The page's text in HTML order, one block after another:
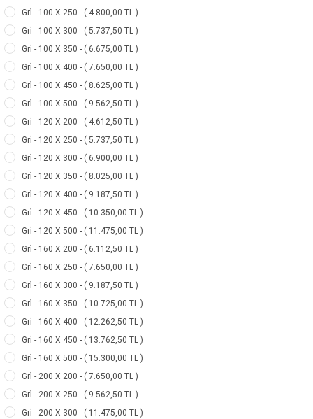
Gri̇ - 100 X 250 - ( 4.800,00 TL )
Gri̇ - 100 X 300 - ( 5.737,50 TL )
Gri̇ - 100 X 350 - ( 6.675,00 TL )
Gri̇ - 100 X 400 - ( 7.650,00 TL )
Gri̇ - 100 X 450 - ( 8.625,00 TL )
Gri̇ - 100 X 500 - ( 9.562,50 TL )
Gri̇ - 120 X 200 - ( 4.612,50 TL )
Gri̇ - 120 X 250 - ( 5.737,50 TL )
Gri̇ - 120 X 300 - ( 6.900,00 TL )
Gri̇ - 120 X 350 - ( 8.025,00 TL )
Gri̇ - 120 X 400 - ( 9.187,50 TL )
Gri̇ - 120 X 450 - ( 10.350,00 TL )
Gri̇ - 120 X 500 - ( 11.475,00 TL )
Gri̇ - 160 X 200 - ( 6.112,50 TL )
Gri̇ - 160 X 250 - ( 7.650,00 TL )
Gri̇ - 160 X 300 - ( 9.187,50 TL )
Gri̇ - 160 X 350 - ( 10.725,00 TL )
Gri̇ - 160 X 400 - ( 12.262,50 TL )
Gri̇ - 160 X 450 - ( 13.762,50 TL )
Gri̇ - 160 X 500 - ( 15.300,00 TL )
Gri̇ - 200 X 200 - ( 7.650,00 TL )
Gri̇ - 200 X 250 - ( 9.562,50 TL )
Gri̇ - 200 X 300 - ( 11.475,00 TL )